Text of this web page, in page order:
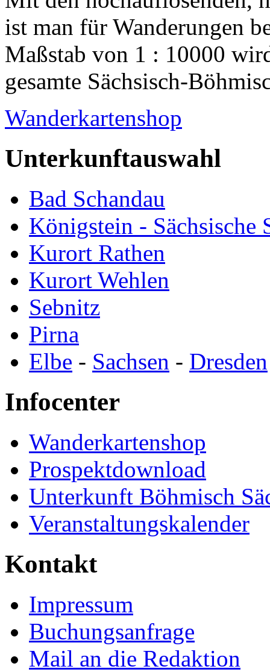
ist man für Wanderungen
Maßstab von 1 : 10000
gesamte Sächsisch-
Wanderkartenshop
Unterkunftauswahl
Bad Schandau
Königstein - Sächsische
Kurort Rathen
Kurort Wehlen
Sebnitz
Pirna
Elbe - Sachsen - Dresden
Infocenter
Wanderkartenshop
Prospektdownload
Unterkunft Böhmisch
Veranstaltungskalender
Kontakt
Impressum
Buchungsanfrage
Mail an die Redaktion